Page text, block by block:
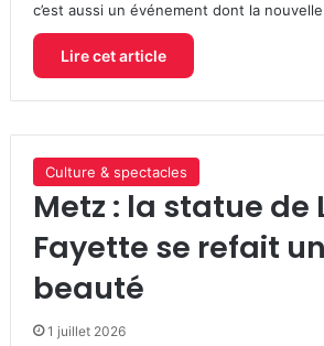
c’est aussi un événement dont la
Lire cet article
Culture & spectacles
Metz : la statue de
Fayette se refait
beauté
1 juillet 2026